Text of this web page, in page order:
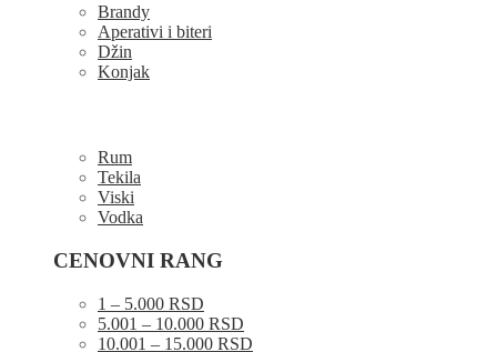
Brandy
Aperativi i biteri
Džin
Konjak
Rum
Tekila
Viski
Vodka
CENOVNI RANG
1 – 5.000 RSD
5.001 – 10.000 RSD
10.001 – 15.000 RSD